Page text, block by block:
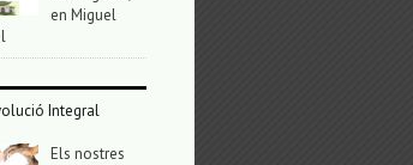
en Miguel
Integral
Els nostres